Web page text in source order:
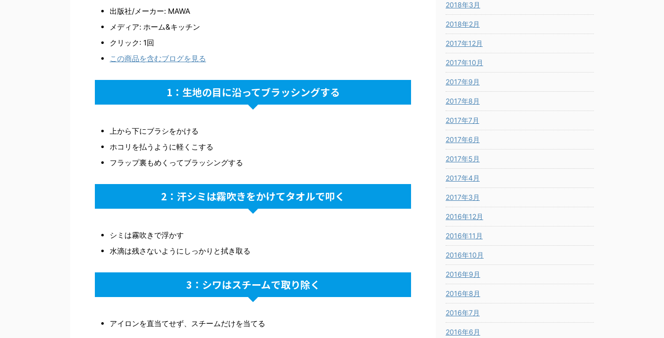
出版社/メーカー: MAWA
メディア: ホーム&キッチン
クリック: 1回
この商品を含むブログを見る
1：生地の目に沿ってブラッシングする
上から下にブラシをかける
ホコリを払うように軽くこする
フラップ裏もめくってブラッシングする
2：汗シミは霧吹きをかけてタオルで叩く
シミは霧吹きで浮かす
水滴は残さないようにしっかりと拭き取る
3：シワはスチームで取り除く
アイロンを直当てせず、スチームだけを当てる
2018年3月
2018年2月
2017年12月
2017年10月
2017年9月
2017年8月
2017年7月
2017年6月
2017年5月
2017年4月
2017年3月
2016年12月
2016年11月
2016年10月
2016年9月
2016年8月
2016年7月
2016年6月